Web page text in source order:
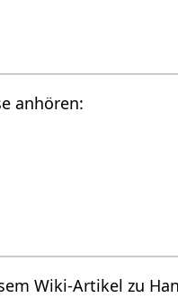
anhören:
Wiki-Artikel zu